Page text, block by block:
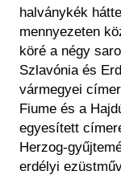
halványkék
mennyezeten
köré a négy
Szlavónia és
vármegyei
Fiume és a
egyesített
Herzog-
erdélyi